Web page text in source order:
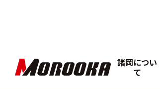
諸岡につい
て